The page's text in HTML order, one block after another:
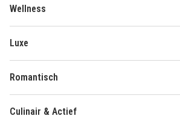
Wellness
Luxe
Romantisch
Culinair & Actief